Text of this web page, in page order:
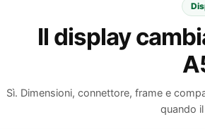
Il display
Sì. Dimensioni, connettore, frame e
quando